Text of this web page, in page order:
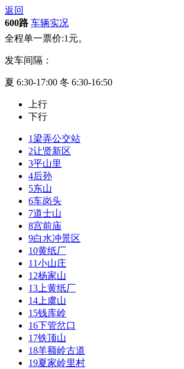
返回
600路 车辆实况
全程单一票价:1元。
发车间隔：
夏 6:30-17:00 冬 6:30-16:50
上行
下行
1梁弄公交站
2让贤新区
3平山里
4后孙
5东山
6车岗头
7道士山
8宫前庙
9白水冲景区
10黄纸厂
11小山庄
12杨家山
13 上黄纸厂
14 上虞山
15钱库岭
16下管岔口
17铁顶山
18羊额岭古道
19夏家岭里村